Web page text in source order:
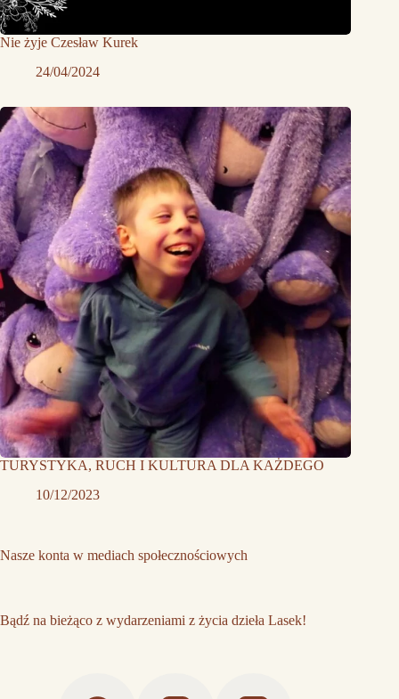
Nie żyje Czesław Kurek
24/04/2024
TURYSTYKA, RUCH I KULTURA DLA KAŻDEGO
10/12/2023
Nasze konta w mediach społecznościowych
Bądź na bieżąco z wydarzeniami z życia dzieła Lasek!